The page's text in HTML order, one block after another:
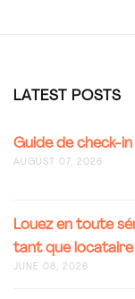
LATEST POSTS
Guide de check-
AUGUST 07, 2026
Louez en toute
tant que
JUNE 08, 2026